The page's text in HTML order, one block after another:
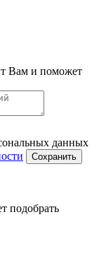
Вам и поможет
данных
подобрать